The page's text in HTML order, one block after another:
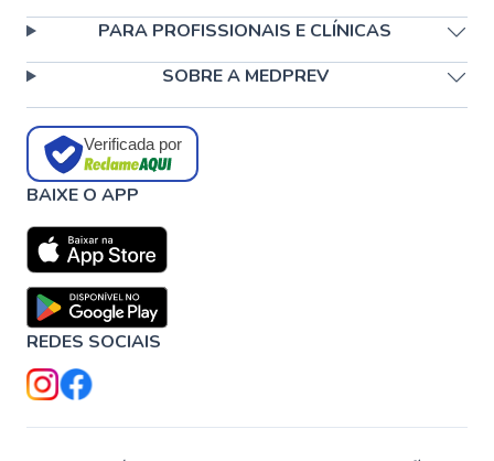
PARA PROFISSIONAIS E CLÍNICAS
SOBRE A MEDPREV
Verificada por
BAIXE O APP
REDES SOCIAIS